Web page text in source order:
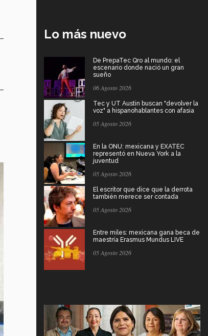
Lo más nuevo
De PrepaTec Qro al mundo: el
escenario donde nació un gran
sueño
06 Agosto 2026
Tec y UT Austin buscan "devolver la
voz" a hispanohablantes con afasia
05 Agosto 2026
En la ONU: mexicana y EXATEC
representó en Nueva York a la
juventud
05 Agosto 2026
El escritor que dice que la derrota
también merece ser contada
05 Agosto 2026
Entre miles: mexicana gana beca de
maestría Erasmus Mundus LIVE
05 Agosto 2026